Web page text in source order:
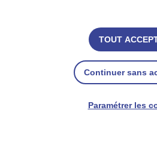
Association d'Enquête
2 rue de Piqueport -
TOUT
Continuer sans
Paramétrer les